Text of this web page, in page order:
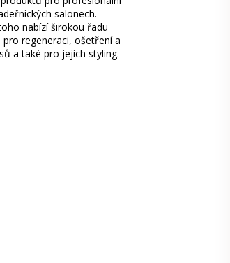
salonech.
nabízí širokou řadu
pro regeneraci, ošetření a
a také pro jejich styling.